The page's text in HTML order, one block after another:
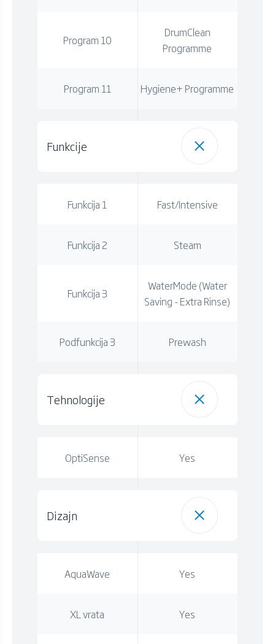
Program 10
DrumClean
Programme
Program 11 Hygiene+ Programme
Funkcije
Funkcija 1 Fast/Intensive
Funkcija 2 Steam
Funkcija 3
WaterMode (Water
Saving - Extra Rinse)
Podfunkcija 3 Prewash
Tehnologije
OptiSense Yes
Dizajn
AquaWave Yes
XL vrata Yes